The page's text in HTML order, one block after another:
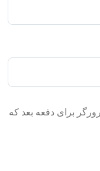
برای دفعه بعد که